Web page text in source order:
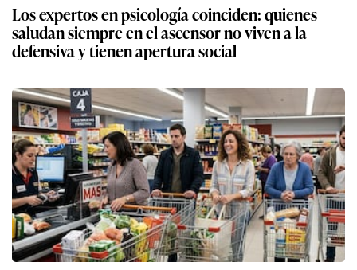
Los expertos en psicología coinciden: quienes
saludan siempre en el ascensor no viven a la
defensiva y tienen apertura social